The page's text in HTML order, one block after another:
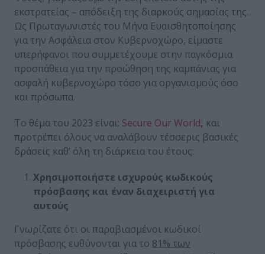
εκστρατείας – απόδειξη της διαρκούς σημασίας της.
Ως Πρωταγωνιστές του Μήνα Ευαισθητοποίησης
για την Ασφάλεια στον Κυβερνοχώρο, είμαστε
υπερήφανοι που συμμετέχουμε στην παγκόσμια
προσπάθεια για την προώθηση της καμπάνιας για
ασφαλή κυβερνοχώρο τόσο για οργανισμούς όσο
και πρόσωπα.
Το θέμα του 2023 είναι: Secure Our World, και
προτρέπει όλους να αναλάβουν τέσσερις βασικές
δράσεις καθ’ όλη τη διάρκεια του έτους:
Χρησιμοποιήστε ισχυρούς κωδικούς
πρόσβασης και έναν διαχειριστή για
αυτούς
Γνωρίζατε ότι οι παραβιασμένοι κωδικοί
πρόσβασης ευθύνονται για το 81% των